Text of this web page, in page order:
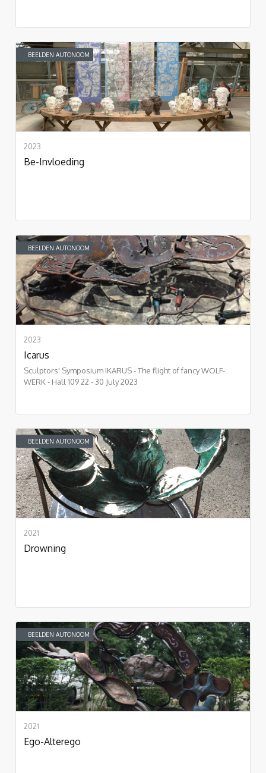
BEELDEN AUTONOOM
2023
Be-Invloeding
BEELDEN AUTONOOM
2023
Icarus
Sculptors' Symposium IKARUS - The flight of fancy WOLF-
WERK - Hall 109 22 - 30 July 2023
BEELDEN AUTONOOM
2021
Drowning
BEELDEN AUTONOOM
2021
Ego-Alterego